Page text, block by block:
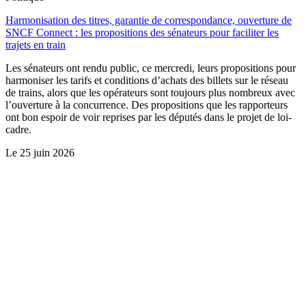
Harmonisation des titres, garantie de correspondance, ouverture de
SNCF Connect : les propositions des sénateurs pour faciliter les
trajets en train
Les sénateurs ont rendu public, ce mercredi, leurs propositions pour
harmoniser les tarifs et conditions d’achats des billets sur le réseau
de trains, alors que les opérateurs sont toujours plus nombreux avec
l’ouverture à la concurrence. Des propositions que les rapporteurs
ont bon espoir de voir reprises par les députés dans le projet de loi-
cadre.
Le 25 juin 2026